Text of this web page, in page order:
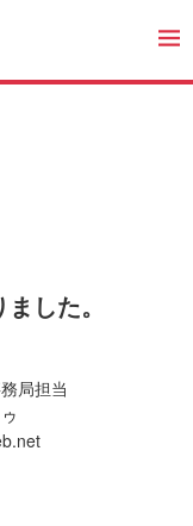
した。
局担当
ゥ